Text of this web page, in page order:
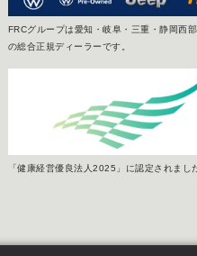
FRCグループは愛知・岐阜・三重・静岡西
の総合正規ディーラーです。
「健康経営優良法人2025」に認定されまし